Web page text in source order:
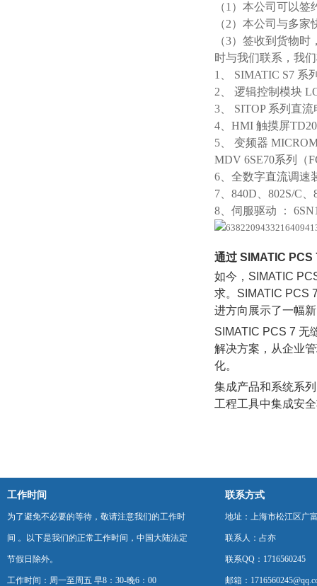
（1）本公司可以
（2）本公司与多
（3）签收到货物
时与我们联系，我
1、 SIMATIC S7 系
2、 逻辑控制模块
3、 SITOP 系列直
4、HMI 触摸屏
5、 变频器
MDV 6SE70系列（
6、全数字直流调速
7、840D、802S/C、
8、伺服驱动 ：
通过 SIMATIC PCS
如今，SIMATIC
求。SIMATIC PCS
进方向展示了一幅
SIMATIC PCS 7 无
解决方案，从企业
化。
集成产品和系统系
工程工具中集成安
工作时间
为了避免不必要的等待，敬请注意我们的工作时
间 。以下是我们的正常工作时间，中国大陆法定
节假日除外。
工作时间：周一至周五 早8：30-晚6：00
联系方式
地址：上海市松江区广
联系人：占亦
联系QQ：1716560245
邮箱：